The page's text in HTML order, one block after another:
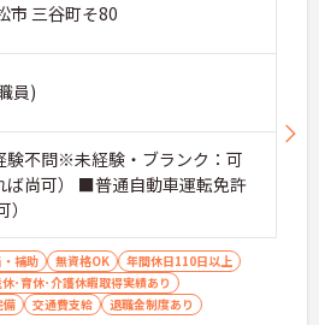
市 三谷町そ80
員)
不問※未経験・ブランク：可
ば尚可） ■普通自動車運転免許
補助 無資格OK
年間休日110日以上
･育休･介護休暇取得実績あり
備 交通費支給 退職金制度あり